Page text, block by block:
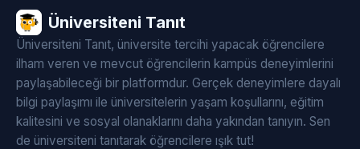
Üniversiteni Tanıt
Üniversiteni Tanıt, üniversite tercihi yapacak öğrencilere
ilham veren ve mevcut öğrencilerin kampüs deneyimlerini
paylaşabileceği bir platformdur. Gerçek deneyimlere dayalı
bilgi paylaşımı ile üniversitelerin yaşam koşullarını, eğitim
kalitesini ve sosyal olanaklarını daha yakından tanıyın. Sen
de üniversiteni tanıtarak öğrencilere ışık tut!